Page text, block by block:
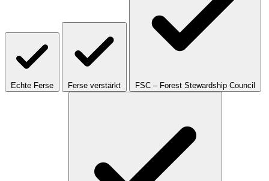
Echte Ferse Ferse verstärkt FSC – Forest Stewardship Council